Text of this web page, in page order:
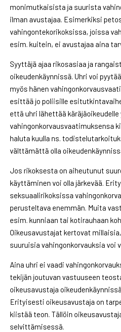
monimutkaisista ja suurista
ilman avustajaa. Esimerkiksi
vahingontekorikoksissa, joissa
esim. kuitein, ei avustajaa aina
Syyttäjä ajaa rikosasiaa ja
oikeudenkäynnissä. Uhri voi
myös hänen
esittää jo poliisille
että uhri lähettää
vahingonkorvausvaatimuksensa
haluta kuulla ns.
välttämättä olla
Jos rikoksesta on aiheutunut
käyttäminen voi olla järkevää.
seksuaalirikoksissa
perusteltava enemmän. Muita
esim. kunniaan tai kotirauhaan
Oikeusavustajat kertovat
suuruisia vahingonkorvauksia voi
Aina uhri ei vaadi
tekijän joutuvan vastuuseen
oikeusavustaja
Erityisesti oikeusavustaja on
kiistää teon. Tällöin
selvittämisessä.